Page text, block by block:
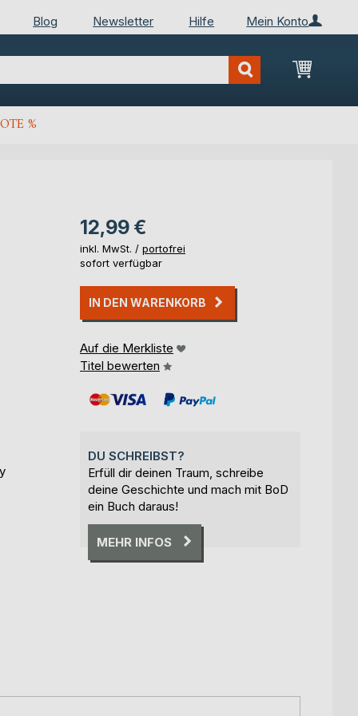
Mein Konto
Blog Newsletter Hilfe
Mein
%
12,99 €
inkl. MwSt. / portofrei
sofort verfügbar
IN DEN WARENKORB
Auf die Merkliste
Titel bewerten
DU SCHREIBST?
Erfüll dir deinen Traum, schreibe
deine Geschichte und mach mit BoD
ein Buch daraus!
MEHR INFOS